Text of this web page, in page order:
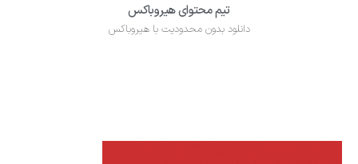
تیم محتوای هیروباکس
دانلود بدون محدودیت با هیروباکس